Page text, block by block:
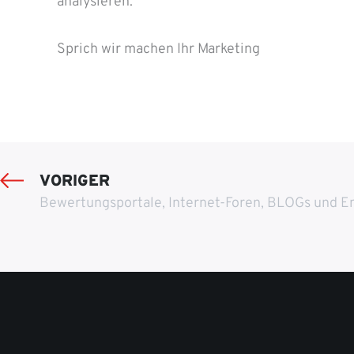
Sprich wir machen Ihr Marketing
VORIGER
Bewertungsportale, Internet-Foren, BLOGs und